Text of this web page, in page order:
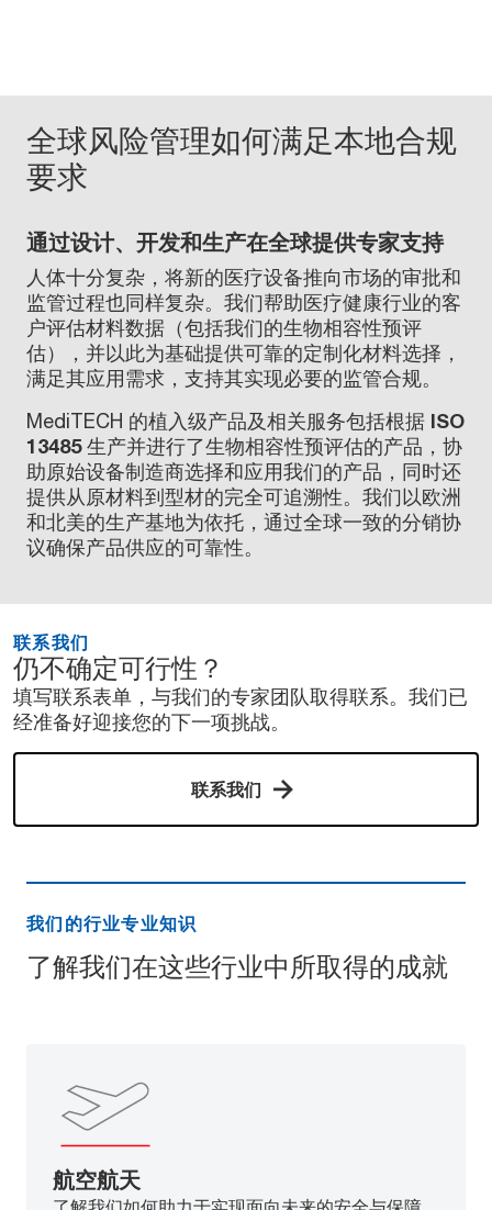
全球风险管理如何满足本地合规
要求
通过设计、开发和生产在全球提供专家支持
人体十分复杂，将新的医疗设备推向市场的审批和
监管过程也同样复杂。我们帮助医疗健康行业的客
户评估材料数据（包括我们的生物相容性预评
估），并以此为基础提供可靠的定制化材料选择，
满足其应用需求，支持其实现必要的监管合规。
MediTECH 的植入级产品及相关服务包括根据 ISO
13485生产并进行了生物相容性预评估的产品，协
助原始设备制造商选择和应用我们的产品，同时还
提供从原材料到型材的完全可追溯性。我们以欧洲
和北美的生产基地为依托，通过全球一致的分销协
议确保产品供应的可靠性。
联系我们
仍不确定可行性？
填写联系表单，与我们的专家团队取得联系。我们已
经准备好迎接您的下一项挑战。
联系我们
我们的行业专业知识
了解我们在这些行业中所取得的成就
航空航天
了解我们如何助力于实现面向未来的安全与保障。